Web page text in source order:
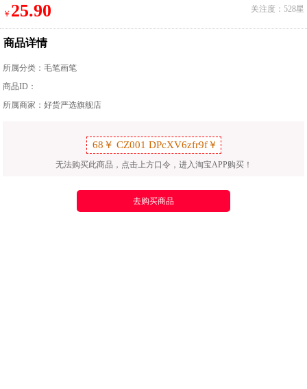
￥ 25.90 关注度：528星
商品详情
所属分类：毛笔画笔
商品ID：
所属商家：好货严选旗舰店
无法购买此商品，点击上方口令，进入淘宝APP购买！
去购买商品